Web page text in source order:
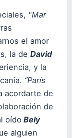
"Mar
el amor
la de David
y la
“París
acordarte de
de
oído Bely
alguien